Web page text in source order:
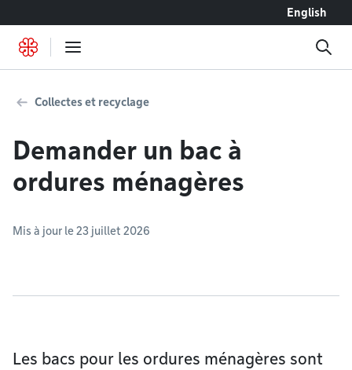
English
Collectes et recyclage
Demander un bac à
ordures ménagères
Mis à jour le 23 juillet 2026
Les bacs pour les ordures ménagères sont